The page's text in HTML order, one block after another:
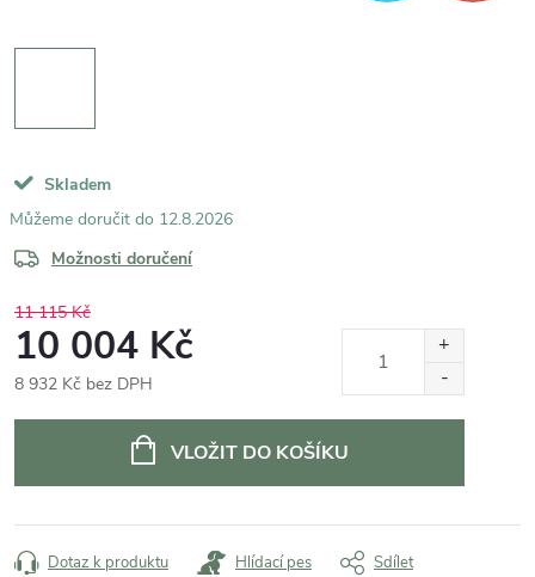
Skladem
12.8.2026
Možnosti doručení
11 115 Kč
10 004 Kč
8 932 Kč bez DPH
VLOŽIT DO KOŠÍKU
Dotaz k produktu Hlídací pes Sdílet